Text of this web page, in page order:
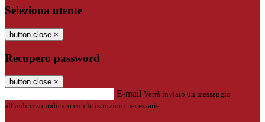
Seleziona utente
button close ×
Recupero password
button close ×
E-mail Verrà inviato un messaggio
all'indirizzo indicato con le istruzioni necessarie.